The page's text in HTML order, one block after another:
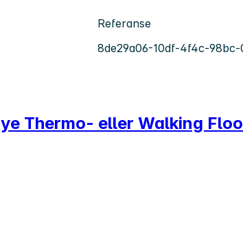
Referanse
8de29a06-10df-4f4c-98bc-
Thermo- eller Walking